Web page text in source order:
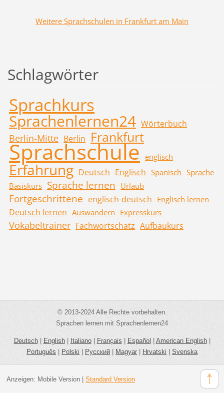
Weitere Sprachschulen in Frankfurt am Main
Schlagwörter
Sprachkurs
Sprachenlernen24 Wörterbuch
Berlin-Mitte Berlin Frankfurt
Sprachschule englisch
Erfahrung Deutsch Englisch Spanisch Sprache
Basiskurs Sprache lernen Urlaub
Fortgeschrittene englisch-deutsch Englisch lernen
Deutsch lernen Auswandern Expresskurs
Vokabeltrainer Fachwortschatz Aufbaukurs
© 2013-2024 Alle Rechte vorbehalten.
Sprachen lernen mit Sprachenlernen24
Deutsch|English|Italiano|Français|Español|American English|
Português|Polski|Русский|Magyar|Hrvatski|Svenska
Anzeigen: Mobile Version| Standard Version